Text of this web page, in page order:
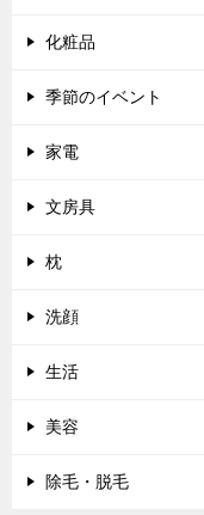
化粧品
季節のイベント
家電
文房具
枕
洗顔
生活
美容
除毛・脱毛